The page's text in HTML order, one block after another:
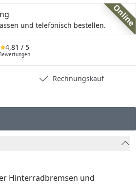
Online
und telefonisch bestellen.
4,81 / 5
Rechnungskauf
Hinterradbremsen und